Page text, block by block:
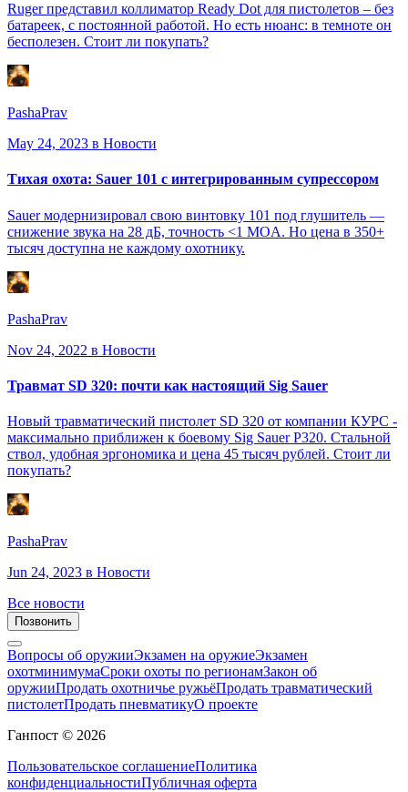
Ruger представил коллиматор Ready Dot для пистолетов – без
батареек, с постоянной работой. Но есть нюанс: в темноте он
бесполезен. Стоит ли покупать?
PashaPrav
May 24, 2023 в Новости
Тихая охота: Sauer 101 с интегрированным супрессором
Sauer модернизировал свою винтовку 101 под глушитель —
снижение звука на 28 дБ, точность <1 MOA. Но цена в 350+
тысяч доступна не каждому охотнику.
PashaPrav
Nov 24, 2022 в Новости
Травмат SD 320: почти как настоящий Sig Sauer
Новый травматический пистолет SD 320 от компании КУРС -
максимально приближен к боевому Sig Sauer P320. Стальной
ствол, удобная эргономика и цена 45 тысяч рублей. Стоит ли
покупать?
PashaPrav
Jun 24, 2023 в Новости
Все новости
Позвонить
Вопросы об оружииЭкзамен на оружиеЭкзамен
охотминимумаСроки охоты по регионамЗакон об
оружииПродать охотничье ружьёПродать травматический
пистолетПродать пневматикуО проекте
Ганпост © 2026
Пользовательское соглашениеПолитика
конфиденциальностиПубличная оферта